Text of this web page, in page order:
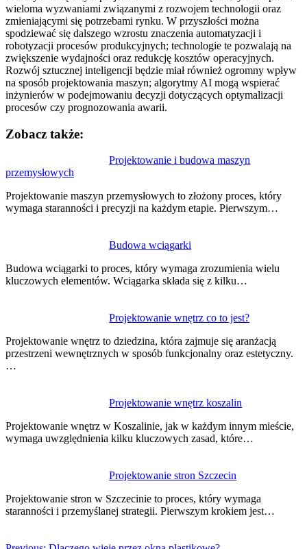
wieloma wyzwaniami związanymi z rozwojem technologii oraz
zmieniającymi się potrzebami rynku. W przyszłości można
spodziewać się dalszego wzrostu znaczenia automatyzacji i
robotyzacji procesów produkcyjnych; technologie te pozwalają na
zwiększenie wydajności oraz redukcję kosztów operacyjnych.
Rozwój sztucznej inteligencji będzie miał również ogromny wpływ
na sposób projektowania maszyn; algorytmy AI mogą wspierać
inżynierów w podejmowaniu decyzji dotyczących optymalizacji
procesów czy prognozowania awarii.
Zobacz także:
Projektowanie i budowa maszyn
przemysłowych
Projektowanie maszyn przemysłowych to złożony proces, który
wymaga staranności i precyzji na każdym etapie. Pierwszym…
Budowa wciągarki
Budowa wciągarki to proces, który wymaga zrozumienia wielu
kluczowych elementów. Wciągarka składa się z kilku…
Projektowanie wnętrz co to jest?
Projektowanie wnętrz to dziedzina, która zajmuje się aranżacją
przestrzeni wewnętrznych w sposób funkcjonalny oraz estetyczny.
…
Projektowanie wnętrz koszalin
Projektowanie wnętrz w Koszalinie, jak w każdym innym mieście,
wymaga uwzględnienia kilku kluczowych zasad, które…
Projektowanie stron Szczecin
Projektowanie stron w Szczecinie to proces, który wymaga
staranności i przemyślanej strategii. Pierwszym krokiem jest…
wpisu